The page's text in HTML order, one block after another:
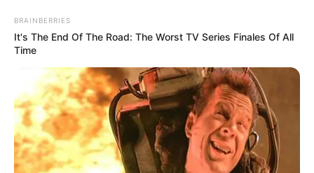
BRAINBERRIES
It's The End Of The Road: The Worst TV Series Finales Of All
Time